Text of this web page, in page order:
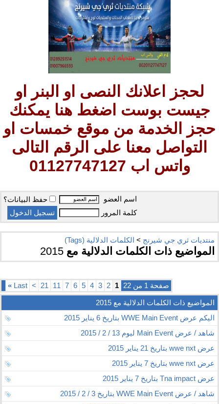
لحجز اعلانك النصى او البنر او
جيست بوست اضغط هنا يمكنك
حجز الخدمة من موقع خمسات او
التواصل معنا على الرقم التالى
واتس اب 01127747127
اسم العضو
حفظ البيانات؟
كلمة المرور
منتديات ثري جي شيرنج > الكلمات الدلالية (Tags)
المواضيع ذات الكلمات الدلالية مع 2015
صفحة 1 من 22 1
2
3
4
5
6
7
11
21
>
Last
»
المواضيع ذات الكلمات الدلالية مع 2015
اليكم عرض WWE Main Event بتاريخ 6 يناير 2015
شاهد / عرض Main Event ليوم 13 / 2 / 2015
عرض wwe nxt بتاريخ 21 يناير 2015
عرض wwe nxt بتاريخ 7 يناير 2015
عرض Tna impact بتاريخ 7 يناير 2015
شاهد / عرض WWE Main Event بتاريخ 3 / 2 / 2015